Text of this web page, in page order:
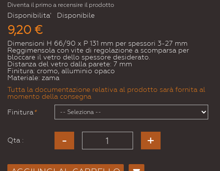
Diventa il primo a recensire il prodotto
Disponibilita' Disponibile
9,20 €
Dimensioni H 66/90 x P 131 mm per spessori 3-27 mm
Reggimensola con vite di regolazione a scomparsa per
bloccare il vetro dello spessore desiderato.
Distanza del vetro dalla parete: 7 mm
Finitura: cromo, alluminio opaco
Materiale: zama
Tutta la documentazione relativa al prodotto sarà fornita al
momento della consegna
*
Finitura
Qta :